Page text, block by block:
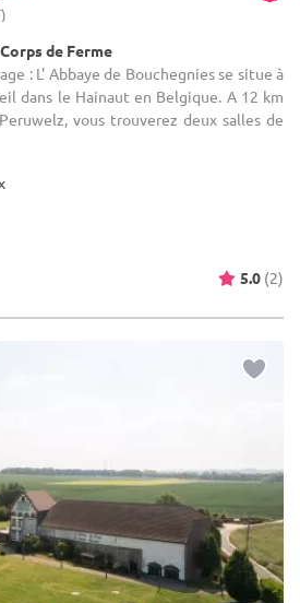
de Ferme
: L' Abbaye de Bouchegnies se situe à
dans le Hainaut en Belgique. A 12 km
vous trouverez deux salles de
5.0 (2)